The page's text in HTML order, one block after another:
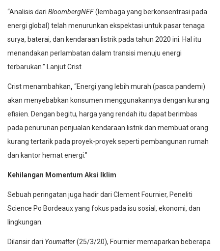
“Analisis dari BloombergNEF(lembaga yang berkonsentrasi pada
energi global) telah menurunkan ekspektasi untuk pasar tenaga
surya, baterai, dan kendaraan listrik pada tahun 2020 ini. Hal itu
menandakan perlambatan dalam transisi menuju energi
terbarukan.” Lanjut Crist.
Crist menambahkan, “Energi yang lebih murah (pasca pandemi)
akan menyebabkan konsumen menggunakannya dengan kurang
efisien. Dengan begitu, harga yang rendah itu dapat berimbas
pada penurunan penjualan kendaraan listrik dan membuat orang
kurang tertarik pada proyek-proyek seperti pembangunan rumah
dan kantor hemat energi.”
Kehilangan Momentum Aksi Iklim
Sebuah peringatan juga hadir dari Clement Fournier, Peneliti
Science Po Bordeaux yang fokus pada isu sosial, ekonomi, dan
lingkungan.
Dilansir dari Youmatter(25/3/20), Fournier memaparkan beberapa